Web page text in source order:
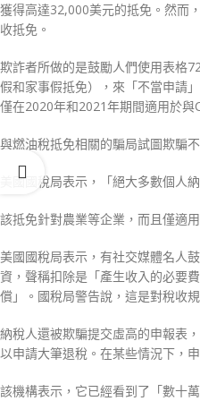
獲得高達32,000美元的抵免。然而
收抵免。
欺詐者所做的是鼓勵人們使用表格
假和家事假抵免），來「不當申請
僅在2020年和2021年期間適用於與
與燃油稅抵免相關的騙局試圖欺騙
美國國稅局表示，「絕大多數個人
該抵免針對農業等企業，而且僅適
美國國稅局表示，有社交媒體名人
資，聲稱扣除是「產生收入的必要
償」。國稅局警告說，這是對稅收
納稅人還被欺騙提交虛高的申報表
以申請大筆退稅。在某些情況下，
該機構表示，它已經看到了「數十